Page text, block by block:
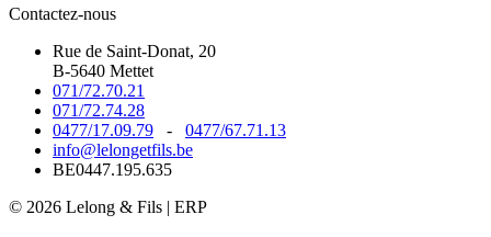
Contactez-nous
Rue de Saint-Donat, 20
B-5640 Mettet
071/72.70.21
071/72.74.28
0477/17.09.79 - 0477/67.71.13
info@lelongetfils.be
BE0447.195.635
© 2026 Lelong & Fils | ERP